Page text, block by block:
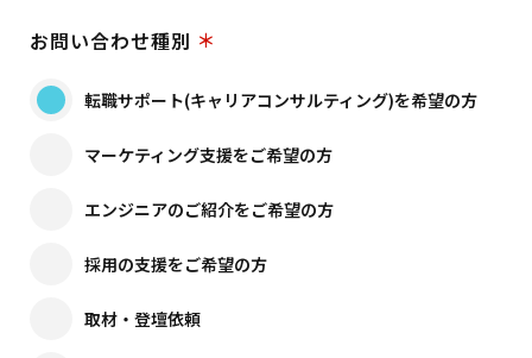
お問い合わせ種別
転職サポート(キャリアコンサルティング)を希望の方
マーケティング支援をご希望の方
エンジニアのご紹介をご希望の方
採用の支援をご希望の方
取材・登壇依頼